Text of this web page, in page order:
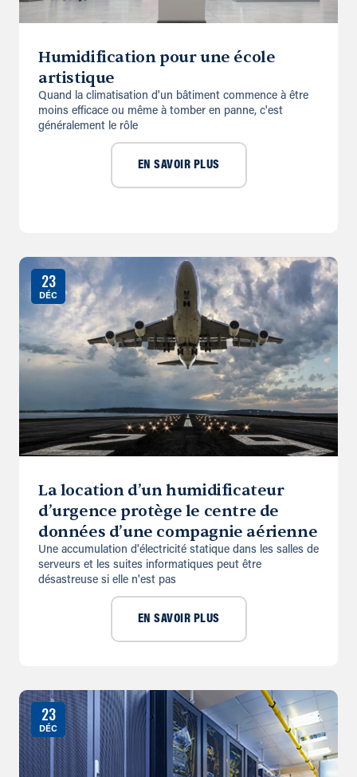
Humidification pour une école
artistique
Quand la climatisation d'un bâtiment commence à être
moins efficace ou même à tomber en panne, c'est
généralement le rôle
EN SAVOIR PLUS
23
DÉC
La location d’un humidificateur
d’urgence protège le centre de
données d’une compagnie aérienne
Une accumulation d'électricité statique dans les salles de
serveurs et les suites informatiques peut être
désastreuse si elle n'est pas
EN SAVOIR PLUS
23
DÉC